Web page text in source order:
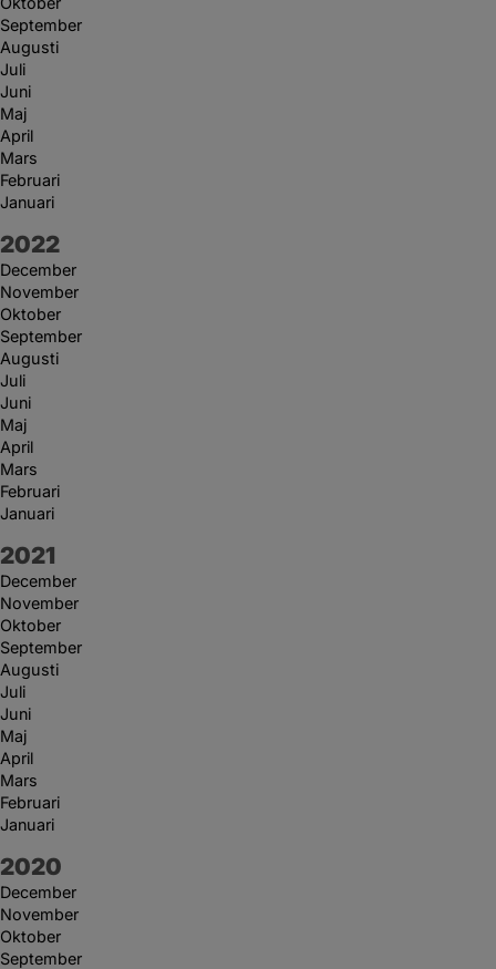
September
Augusti
Juli
Juni
Maj
April
Mars
Februari
Januari
År:
2022
December
November
Oktober
September
Augusti
Juli
Juni
Maj
April
Mars
Februari
Januari
År:
2021
December
November
Oktober
September
Augusti
Juli
Juni
Maj
April
Mars
Februari
Januari
År:
2020
December
November
Oktober
September